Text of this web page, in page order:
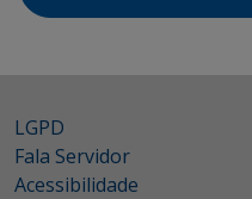
LGPD
Fala Servidor
Acessibilidade